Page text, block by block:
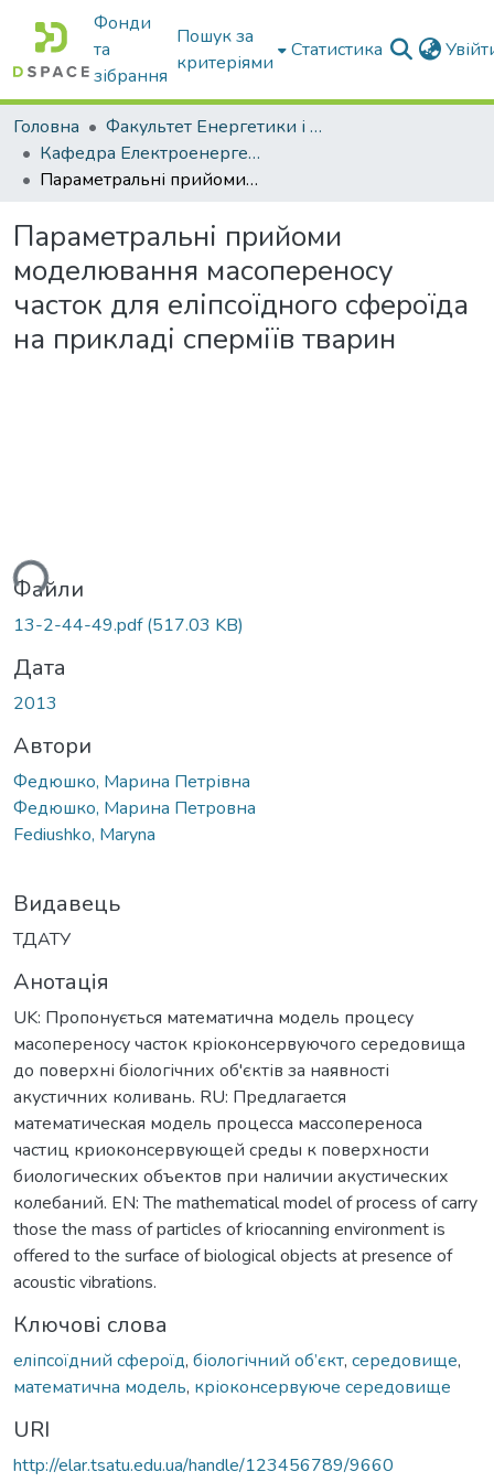
Фонди
та
зібрання
Пошук за
критеріями
Статистика
Головна
Факультет Енергетики і комп'ютерних технологій
Кафедра Електроенергетики і електротехнологій
Параметральні прийоми моделювання масопереносу часток для еліпсоїдного сфероїда на прикладі сперміїв тварин
Параметральні прийоми
моделювання масопереносу
часток для еліпсоїдного сфероїда
на прикладі сперміїв тварин
Файли
13-2-44-49.pdf(517.03 KB)
Дата
2013
Автори
Федюшко, Марина Петрівна
Федюшко, Марина Петровна
Fediushko, Maryna
Видавець
ТДАТУ
Анотація
UK: Пропонується математична модель процесу
масопереносу часток кріоконсервуючого середовища
до поверхні біологічних об'єктів за наявності
акустичних коливань. RU: Предлагается
математическая модель процесса массопереноса
частиц криоконсервующей среды к поверхности
биологических объектов при наличии акустических
колебаний. EN: The mathematical model of process of carry
those the mass of particles of kriocanning environment is
offered to the surface of biological objects at presence of
acoustic vibrations.
Ключові слова
еліпсоїдний сфероїд, біологічний об’єкт, середовище,
математична модель, кріоконсервуюче середовище
URI
http://elar.tsatu.edu.ua/handle/123456789/9660